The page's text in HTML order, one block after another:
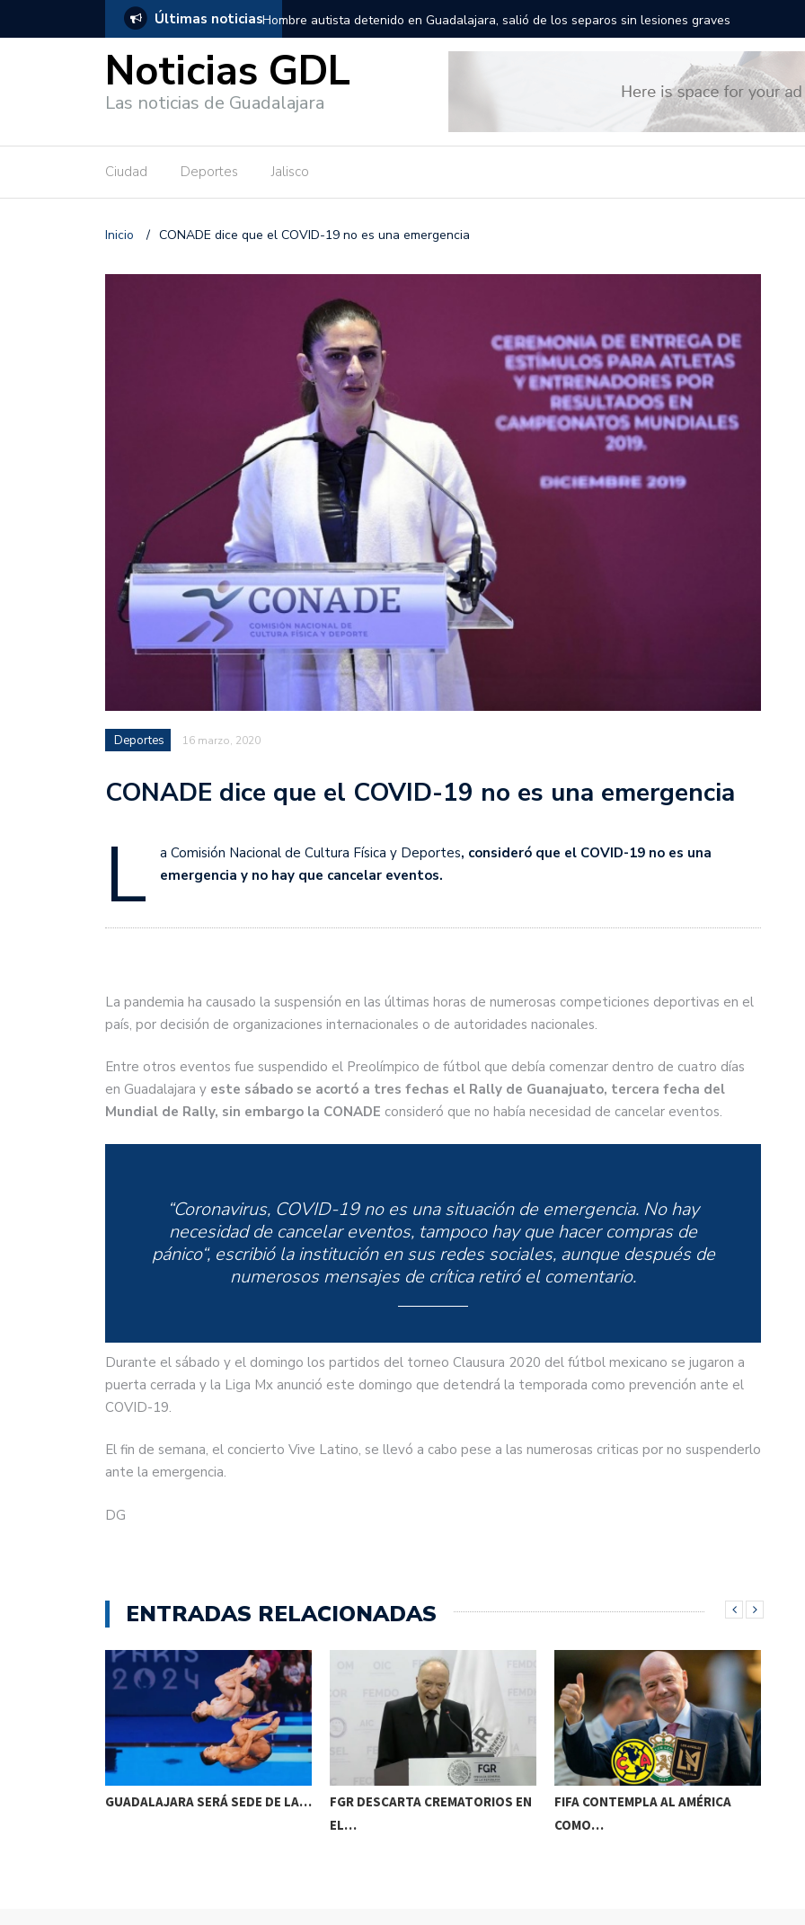
Últimas noticias
salió de los separos sin lesiones graves Títeres gigantes recorrerán las calles de Guadalajara: aparta la fecha Todo
Noticias GDL
Las noticias de Guadalajara
Ciudad Deportes Jalisco
Inicio / CONADE dice que el COVID-19 no es una emergencia
Deportes 16 marzo, 2020
CONADE dice que el COVID-19 no es una emergencia
L a Comisión Nacional de Cultura Física y Deportes, consideró que el COVID-19 no es una
emergencia y no hay que cancelar eventos.
La pandemia ha causado la suspensión en las últimas horas de numerosas competiciones deportivas en el
país, por decisión de organizaciones internacionales o de autoridades nacionales.
Entre otros eventos fue suspendido el Preolímpico de fútbol que debía comenzar dentro de cuatro días
en Guadalajara y este sábado se acortó a tres fechas el Rally de Guanajuato, tercera fecha del
Mundial de Rally, sin embargo la CONADE consideró que no había necesidad de cancelar eventos.
“Coronavirus, COVID-19 no es una situación de emergencia. No hay
necesidad de cancelar eventos, tampoco hay que hacer compras de
pánico“, escribió la institución en sus redes sociales, aunque después de
numerosos mensajes de crítica retiró el comentario.
Durante el sábado y el domingo los partidos del torneo Clausura 2020 del fútbol mexicano se jugaron a
puerta cerrada y la Liga Mx anunció este domingo que detendrá la temporada como prevención ante el
COVID-19.
El fin de semana, el concierto Vive Latino, se llevó a cabo pese a las numerosas criticas por no suspenderlo
ante la emergencia.
DG
ENTRADAS RELACIONADAS
GUADALAJARA SERÁ SEDE DE LA…
FGR DESCARTA CREMATORIOS EN
EL…
FIFA CONTEMPLA AL AMÉRICA
COMO…